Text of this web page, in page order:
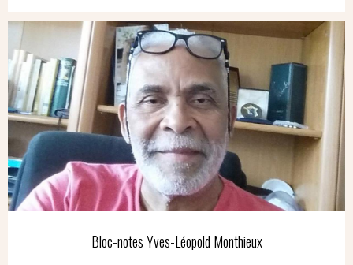
Bloc-notes Yves-Léopold Monthieux